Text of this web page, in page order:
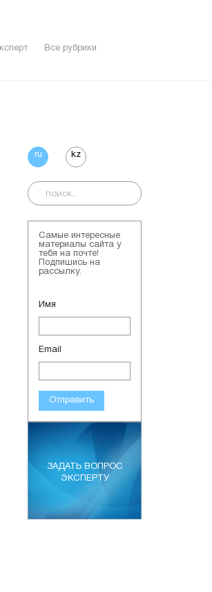
Все рубрики
ru kz
Самые интересные
материалы сайта у
тебя на почте!
Подпишись на
рассылку.
Имя
Email
Отправить
ЗАДАТЬ ВОПРОС
ЭКСПЕРТУ